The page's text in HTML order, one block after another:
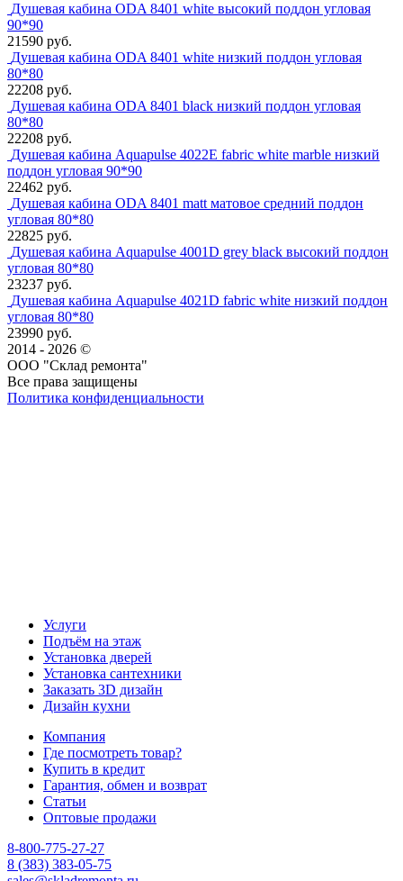
Душевая кабина ODA 8401 white высокий поддон угловая
90*90
21590 руб.
Душевая кабина ODA 8401 white низкий поддон угловая
80*80
22208 руб.
Душевая кабина ODA 8401 black низкий поддон угловая
80*80
22208 руб.
Душевая кабина Aquapulse 4022E fabric white marble низкий
поддон угловая 90*90
22462 руб.
Душевая кабина ODA 8401 matt матовое средний поддон
угловая 80*80
22825 руб.
Душевая кабина Aquapulse 4001D grey black высокий поддон
угловая 80*80
23237 руб.
Душевая кабина Aquapulse 4021D fabric white низкий поддон
угловая 80*80
23990 руб.
2014 - 2026 ©
ООО "Склад ремонта"
Все права защищены
Политика конфиденциальности
Услуги
Подъём на этаж
Установка дверей
Установка сантехники
Заказать 3D дизайн
Дизайн кухни
Компания
Где посмотреть товар?
Купить в кредит
Гарантия, обмен и возврат
Статьи
Оптовые продажи
8-800-775-27-27
8 (383) 383-05-75